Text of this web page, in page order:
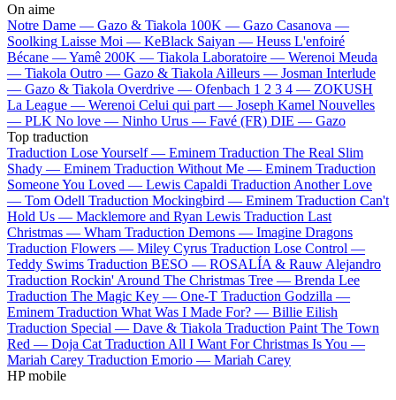
On aime
Notre Dame — Gazo & Tiakola 100K — Gazo Casanova —
Soolking Laisse Moi — KeBlack Saiyan — Heuss L'enfoiré
Bécane —Yamê 200K — Tiakola Laboratoire — Werenoi Meuda
— Tiakola Outro — Gazo & Tiakola Ailleurs — Josman Interlude
— Gazo & Tiakola Overdrive — Ofenbach 1 2 3 4 — ZOKUSH
La League — Werenoi Celui qui part — Joseph Kamel Nouvelles
— PLK No love — Ninho Urus — Favé (FR) DIE — Gazo
Top traduction
Traduction Lose Yourself — Eminem Traduction The Real Slim
Shady — Eminem Traduction Without Me — Eminem Traduction
Someone You Loved — Lewis Capaldi Traduction Another Love
— Tom Odell Traduction Mockingbird — Eminem Traduction Can't
Hold Us — Macklemore and Ryan Lewis Traduction Last
Christmas — Wham Traduction Demons — Imagine Dragons
Traduction Flowers — Miley Cyrus Traduction Lose Control —
Teddy Swims Traduction BESO — ROSALÍA & Rauw Alejandro
Traduction Rockin' Around The Christmas Tree — Brenda Lee
Traduction The Magic Key — One-T Traduction Godzilla —
Eminem Traduction What Was I Made For? — Billie Eilish
Traduction Special — Dave & Tiakola Traduction Paint The Town
Red — Doja Cat Traduction All I Want For Christmas Is You —
Mariah Carey Traduction Emorio — Mariah Carey
HP mobile